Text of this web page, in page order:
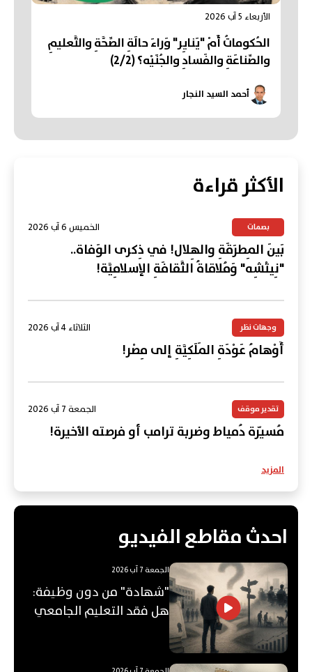
الأربعاء 5 آب 2026
الحُكوماتُ أَمْ "يَنايِر" وَراءَ حالَةِ الصِّحَّةِ والتَّعليمِ
والصِّناعَةِ والفَسادِ والجُنَيْه؟ (2/2)
أحمد السيد النجار
الأكثر قراءة
بصمات الخميس 6 آب 2026
بَينَ المِطرَقَةِ والهِلال! في ذِكرى الوَفاة..
"نِيتْشِه" وَمُلاقاةُ الثَّقافَةِ الإسلامِيَّة!
وجهات نظر الثلاثاء 4 آب 2026
أَوْهامُ عَوْدَةِ المَلَكِيَّةِ إلى مِصْر!
تقدير موقف الجمعة 7 آب 2026
مُسيّرة دُمياط وضربة ترامب أو فرصته الأخيرة!
المزيد
احدث مقاطع الفيديو
الجمعة 7 آب 2026
"شهادة" من دون وظيفة:
هل فقد التعليم الجامعي